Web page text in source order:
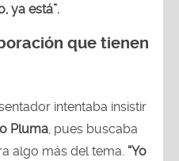
ya está”.
que tienen
intentaba insistir
Pluma , pues buscaba
algo más del tema. “Yo